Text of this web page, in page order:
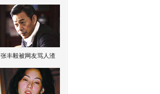
张丰毅被网友骂人渣